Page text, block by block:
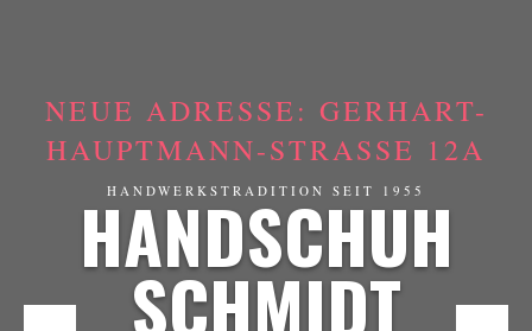
NEUE ADRESSE: GERHART-
HAUPTMANN-STRASSE 12A
HANDWERKSTRADITION SEIT 1955
HANDSCHUH
SCHMIDT